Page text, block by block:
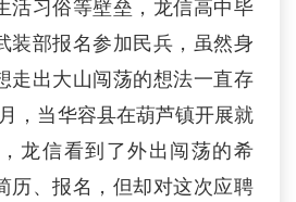
活习俗等壁垒，龙信高中毕
装部报名参加民兵，虽然身
走出大山闯荡的想法一直存
，当华容县在葫芦镇开展就
龙信看到了外出闯荡的希
历、报名，但却对这次应聘